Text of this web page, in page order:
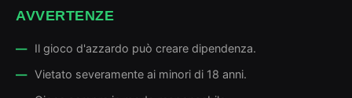
AVVERTENZE
Il gioco d'azzardo può creare dipendenza.
Vietato severamente ai minori di 18 anni.